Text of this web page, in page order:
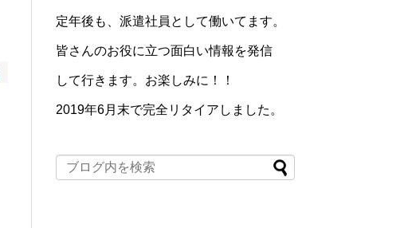
定年後も、派遣社員として働いてます。
皆さんのお役に立つ面白い情報を発信
して行きます。お楽しみに！！
2019年6月末で完全リタイアしました。